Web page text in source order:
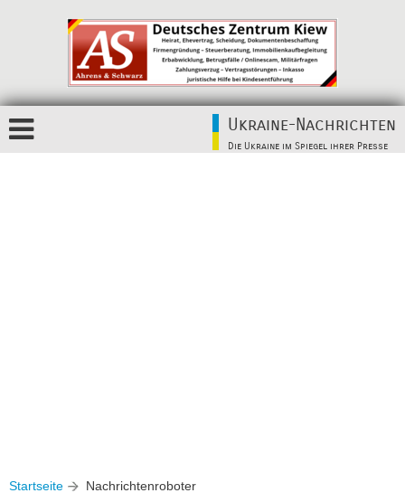
Ukraine-Nachrichten
Die Ukraine im Spiegel ihrer Presse
Startseite Nachrichtenroboter